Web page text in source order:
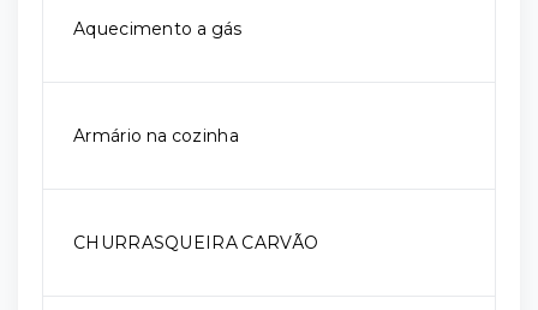
Aquecimento a gás
Armário na cozinha
CHURRASQUEIRA CARVÃO